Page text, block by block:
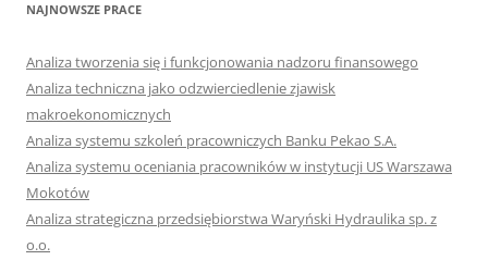
NAJNOWSZE PRACE
Analiza tworzenia się i funkcjonowania nadzoru finansowego
Analiza techniczna jako odzwierciedlenie zjawisk
makroekonomicznych
Analiza systemu szkoleń pracowniczych Banku Pekao S.A.
Analiza systemu oceniania pracowników w instytucji US Warszawa
Mokotów
Analiza strategiczna przedsiębiorstwa Waryński Hydraulika sp. z
o.o.